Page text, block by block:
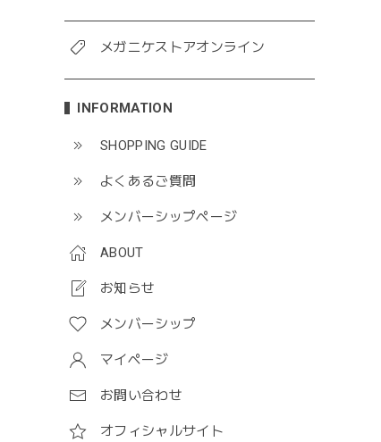
メガニケストアオンライン
INFORMATION
SHOPPING GUIDE
よくあるご質問
メンバーシップページ
ABOUT
お知らせ
メンバーシップ
マイページ
お問い合わせ
オフィシャルサイト